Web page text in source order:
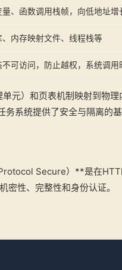
量、函数调用栈帧，向低地址增
、内存映射文件、线程栈等
不可访问，防止越权，系统调用
元）和页表机制映射到物
务系统提供了安全与隔离的
Secure）**是在
密性、完整性和身份认证。